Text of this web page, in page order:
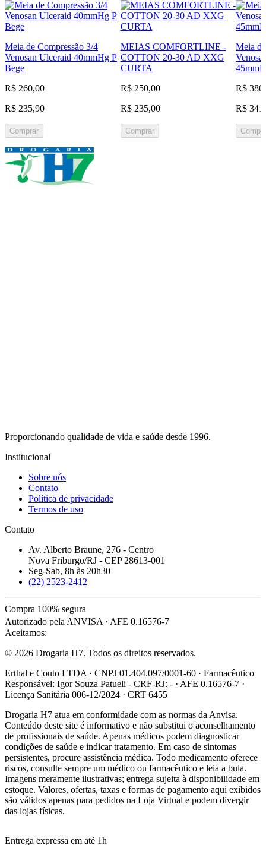
Meia de Compressão 3/4
Venosan Ulceraid 40mmHg P
Bege
R$ 260,00
R$ 235,90
Comprar
MEIAS COMFORTLINE -
COTTON 20-30 AD XXG
CURTA
R$ 250,00
R$ 235,00
Comprar
Meia
R$
R$
Proporcionando qualidade de vida e saúde desde 1996.
Institucional
Sobre nós
Contato
Política de privacidade
Termos de uso
Contato
Av. Alberto Braune, 276 - Centro
Nova Friburgo/RJ - CEP 28613-001
Seg-Sab, 8h às 20h30
(22) 2523-2412
Compra 100% segura
Autorizado pela ANVISA · AFE 0.16576-7
Aceitamos:
© 2026 Drogaria H7. Todos os direitos reservados.
Erthal e Couto LTDA · CNPJ 01.404.097/0001-60 · Farmacêutico
Responsável: Igor Souza Patueli - CRF-RJ: - · AFE 0.16576-7 ·
Licença Sanitária 006-12/2024 · CRT 6455
Drogaria H7 atua em conformidade com as normas da Anvisa.
Conteúdo deste site é informativo e não substitui o aconselhamento
de profissionais de saúde. Apenas médicos podem diagnosticar
condições de saúde e indicar tratamento. Em caso de sintomas
persistentes, procure assistência médica. Todo medicamento oferece
riscos, consulte sempre um médico ou farmacêutico e leia a bula.
Imagens meramente ilustrativas; entrega sujeita à disponibilidade em
estoque. Valores, ofertas, taxas e formas de pagamento aqui exibidos
são válidos apenas para pedidos na Loja Virtual e podem divergir
das lojas físicas.
Entrega expressa em até 1h